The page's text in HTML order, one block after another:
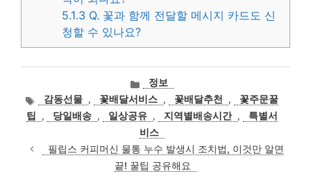
5.1.3 Q. 꽃과 함께 전달할 메시지 카드도 신
청할 수 있나요?
카
테
고
리
정보
태감동선물 , 꽃배달서비스 , 꽃배달추천 ,
꽃주문꿀
팁
, 당일배송 , 일상공유 , 지역별배송시간 ,
특별서
비스
필립스 커피머신 물통 누수 발생시 조치법, 이것만 알면
끝! 꿀팁 공유해요